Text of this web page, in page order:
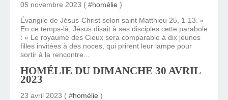
05 novembre 2023 ( #homélie )
Évangile de Jésus-Christ selon saint Matthieu 25, 1-13. «
En ce temps-là, Jésus disait à ses disciples cette parabole
: « Le royaume des Cieux sera comparable à dix jeunes
filles invitées à des noces, qui prirent leur lampe pour
sortir à la rencontre...
HOMÉLIE DU DIMANCHE 30 AVRIL
2023
23 avril 2023 ( #homélie )